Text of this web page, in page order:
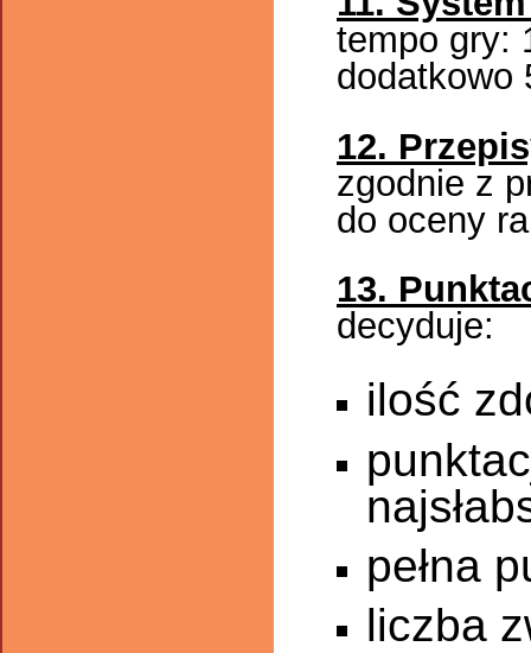
tempo gry:
dodatkowo
12.
zgodnie z
do oceny
13.
decyduje:
ilość
pełna
liczba